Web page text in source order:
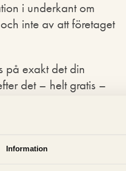
Information
i underkant om
inte av att företaget
på exakt det din
det – helt gratis –
låta dig förblindas
så mycket trafik